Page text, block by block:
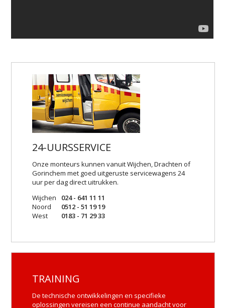
24-UURSSERVICE
Onze monteurs kunnen vanuit Wijchen, Drachten of
Gorinchem met goed uitgeruste servicewagens 24
uur per dag direct uitrukken.
Wijchen
024 - 641 11 11
Noord
0512 - 51 19 19
West
0183 - 71 29 33
TRAINING
De technische ontwikkelingen en specifieke
oplossingen vereisen een continue aandacht voor